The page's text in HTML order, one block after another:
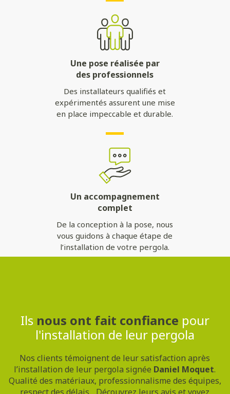
Une pose réalisée par
des professionnels
Des installateurs qualifiés et
expérimentés assurent une mise
en place impeccable et durable.
Un accompagnement
complet
De la conception à la pose, nous
vous guidons à chaque étape de
l’installation de votre pergola.
Ils nous ont fait confiance pour
l'installation de leur pergola
Nos clients témoignent de leur satisfaction après
l’installation de leur pergola signée Daniel Moquet.
Qualité des matériaux, professionnalisme des équipes,